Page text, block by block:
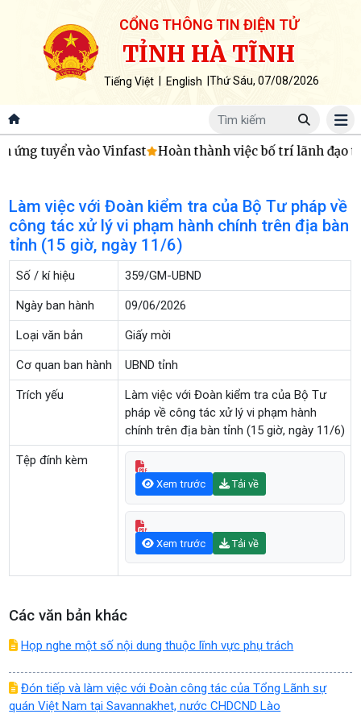
CỔNG THÔNG TIN ĐIỆN TỬ
TỈNH HÀ TĨNH
Tiếng Việt English Thứ Sáu, 07/08/2026
ứng tuyển vào Vinfast Hoàn thành việc bố trí lãnh đạo
Làm việc với Đoàn kiểm tra của Bộ Tư pháp về
công tác xử lý vi phạm hành chính trên địa bàn
tỉnh (15 giờ, ngày 11/6)
Số / kí hiệu 359/GM-UBND
Ngày ban hành 09/06/2026
Loại văn bản Giấy mời
Cơ quan ban hành UBND tỉnh
Trích yếu
Làm việc với Đoàn kiểm tra của Bộ Tư
pháp về công tác xử lý vi phạm hành
chính trên địa bàn tỉnh (15 giờ, ngày 11/6)
Tệp đính kèm
Xem trước Tải về
Xem trước Tải về
Các văn bản khác
Họp nghe một số nội dung thuộc lĩnh vực phụ trách
Đón tiếp và làm việc với Đoàn công tác của Tổng Lãnh sự
quán Việt Nam tại Savannakhet, nước CHDCND Lào